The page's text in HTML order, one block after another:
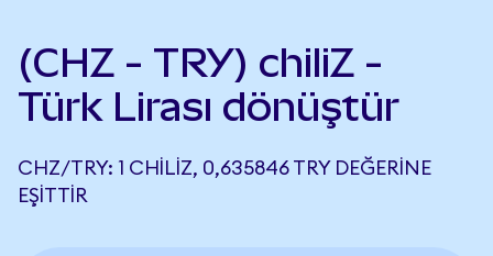
(CHZ - TRY) chiliZ -
Türk Lirası dönüştür
CHZ/TRY: 1 CHILIZ, 0,635846 TRY DEĞERINE
EŞITTIR